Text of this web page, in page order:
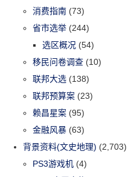
消费指南 (73)
省市选举 (244)
选区概况 (54)
移民问卷调查 (10)
联邦大选 (138)
联邦预算案 (23)
赖昌星案 (95)
金融风暴 (63)
背景资料(文史地理) (2,703)
PS3游戏机 (4)